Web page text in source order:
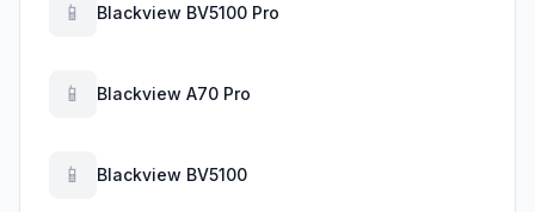
📱 Blackview BV5100 Pro
📱 Blackview A70 Pro
📱 Blackview BV5100